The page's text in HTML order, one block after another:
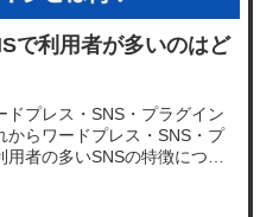
で利用者が多いのはど
ドプレス・SNS・プラグイン
らワードプレス・SNS・プ
者の多いSNSの特徴につい